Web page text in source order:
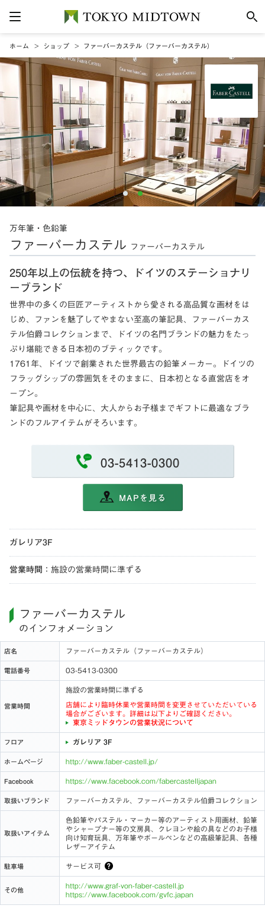
ホーム ショップ ファーバーカステル（ファーバーカステル）
万年筆・色鉛筆
ファーバーカステル ファーバーカステル
250年以上の伝統を持つ、ドイツのステーショナリ
ーブランド
世界中の多くの巨匠アーティストから愛される高品質な画材をは
じめ、ファンを魅了してやまない至高の筆記具、ファーバーカス
テル伯爵コレクションまで、ドイツの名門ブランドの魅力をたっ
ぷり堪能できる日本初のブティックです。
1761年、ドイツで創業された世界最古の鉛筆メーカー。ドイツの
フラッグシップの雰囲気をそのままに、日本初となる直営店をオ
ープン。
筆記具や画材を中心に、大人からお子様までギフトに最適なブラ
ンドのフルアイテムがそろいます。
03-5413-0300
MAPを見る
ガレリア3F
営業時間 ： 施設の営業時間に準ずる
ファーバーカステル
のインフォメーション
店名 ファーバーカステル（ファーバーカステル）
電話番号 03-5413-0300
営業時間
施設の営業時間に準ずる
店舗により臨時休業や営業時間を変更させていただいている
場合がございます。詳細は以下よりご確認ください。
東京ミッドタウンの営業状況について
フロア ガレリア 3F
ホームページ http://www.faber-castell.jp/
Facebook https://www.facebook.com/fabercastelljapan
取扱いブランド ファーバーカステル、ファーバーカステル伯爵コレクション
取扱いアイテム
色鉛筆やパステル・マーカー等のアーティスト用画材、鉛筆
やシャープナー等の文房具、クレヨンや絵の具などのお子様
向け知育玩具、万年筆やボールペンなどの高級筆記具、各種
レザーアイテム
駐車場 サービス可
その他
http://www.graf-von-faber-castell.jp
https://www.facebook.com/gvfc.japan